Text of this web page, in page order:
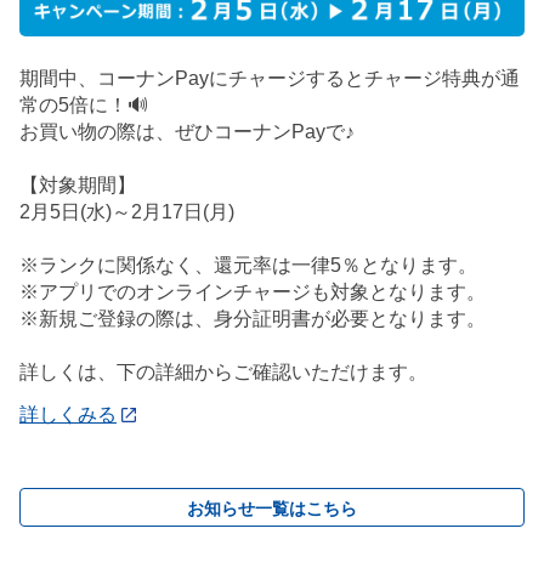
期間中、コーナンPayにチャージするとチャージ特典が通
常の5倍に！🔊
お買い物の際は、ぜひコーナンPayで♪
【対象期間】
2月5日(水)～2月17日(月)
※ランクに関係なく、還元率は一律5％となります。
※アプリでのオンラインチャージも対象となります。
※新規ご登録の際は、身分証明書が必要となります。
詳しくは、下の詳細からご確認いただけます。
詳しくみる
お知らせ一覧はこちら